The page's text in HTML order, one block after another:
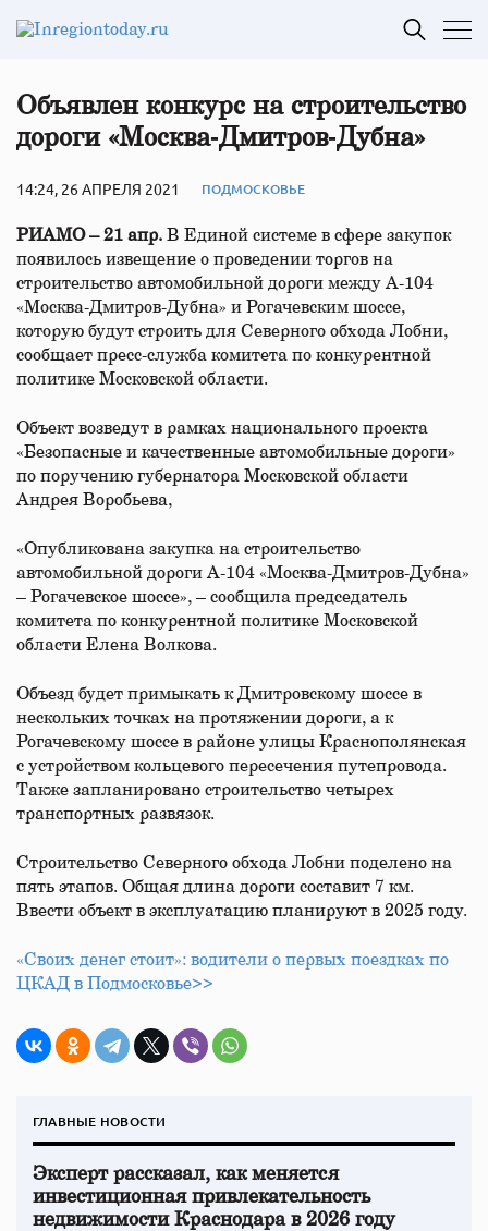
Объявлен конкурс на строительство
дороги «Москва‑Дмитров‑Дубна»
14:24, 26 АПРЕЛЯ 2021 ПОДМОСКОВЬЕ
РИАМО – 21 апр. В Единой системе в сфере закупок
появилось извещение о проведении торгов на
строительство автомобильной дороги между А-104
«Москва-Дмитров-Дубна» и Рогачевским шоссе,
которую будут строить для Северного обхода Лобни,
сообщает пресс-служба комитета по конкурентной
политике Московской области.
Объект возведут в рамках национального проекта
«Безопасные и качественные автомобильные дороги»
по поручению губернатора Московской области
Андрея Воробьева,
«Опубликована закупка на строительство
автомобильной дороги А-104 «Москва-Дмитров-Дубна»
– Рогачевское шоссе», – сообщила председатель
комитета по конкурентной политике Московской
области Елена Волкова.
Объезд будет примыкать к Дмитровскому шоссе в
нескольких точках на протяжении дороги, а к
Рогачевскому шоссе в районе улицы Краснополянская
с устройством кольцевого пересечения путепровода.
Также запланировано строительство четырех
транспортных развязок.
Строительство Северного обхода Лобни поделено на
пять этапов. Общая длина дороги составит 7 км.
Ввести объект в эксплуатацию планируют в 2025 году.
«Своих денег стоит»: водители о первых поездках по
ЦКАД в Подмосковье>>
ГЛАВНЫЕ НОВОСТИ
Эксперт рассказал, как меняется
инвестиционная привлекательность
недвижимости Краснодара в 2026 году